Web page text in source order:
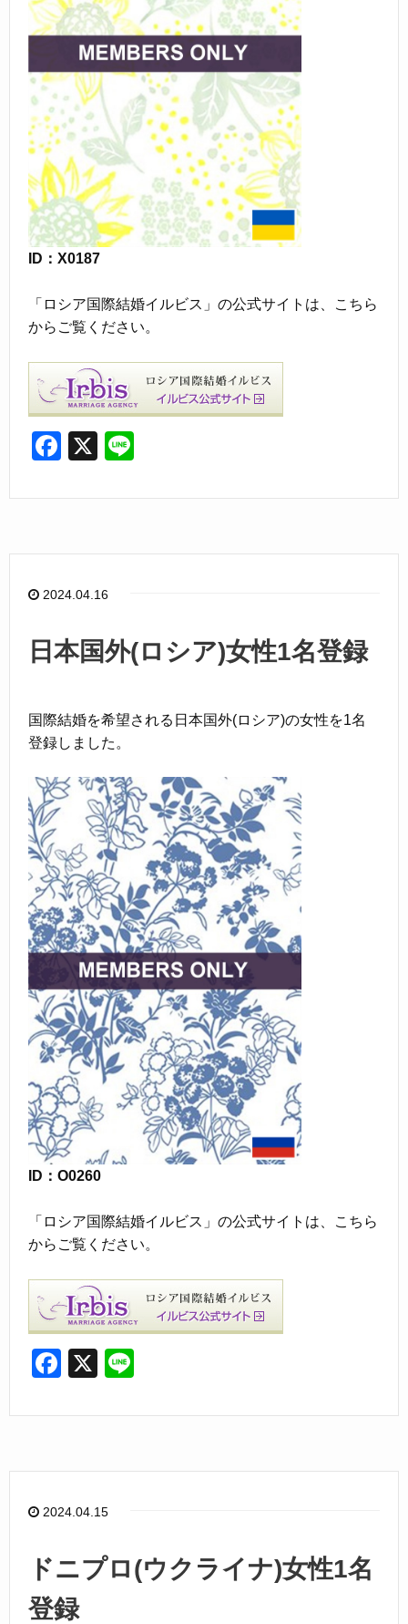
ID：X0187
「ロシア国際結婚イルビス」の公式サイトは、こちら
からご覧ください。
F
c
b
o
k
X
e
2024.04.16
日本国外(ロシア)女性1名登録
国際結婚を希望される日本国外(ロシア)の女性を1名
登録しました。
ID：O0260
「ロシア国際結婚イルビス」の公式サイトは、こちら
からご覧ください。
F
c
b
o
k
X
e
2024.04.15
ドニプロ(ウクライナ)女性1名
登録